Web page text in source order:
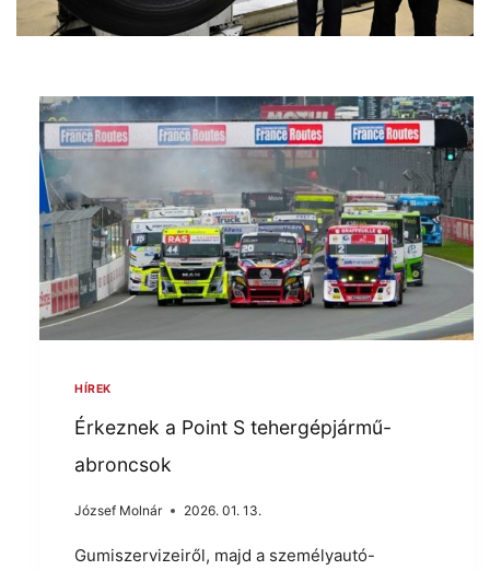
HÍREK
Érkeznek a Point S tehergépjármű-
abroncsok
József Molnár 2026. 01. 13.
Gumiszervizeiről, majd a személyautó-